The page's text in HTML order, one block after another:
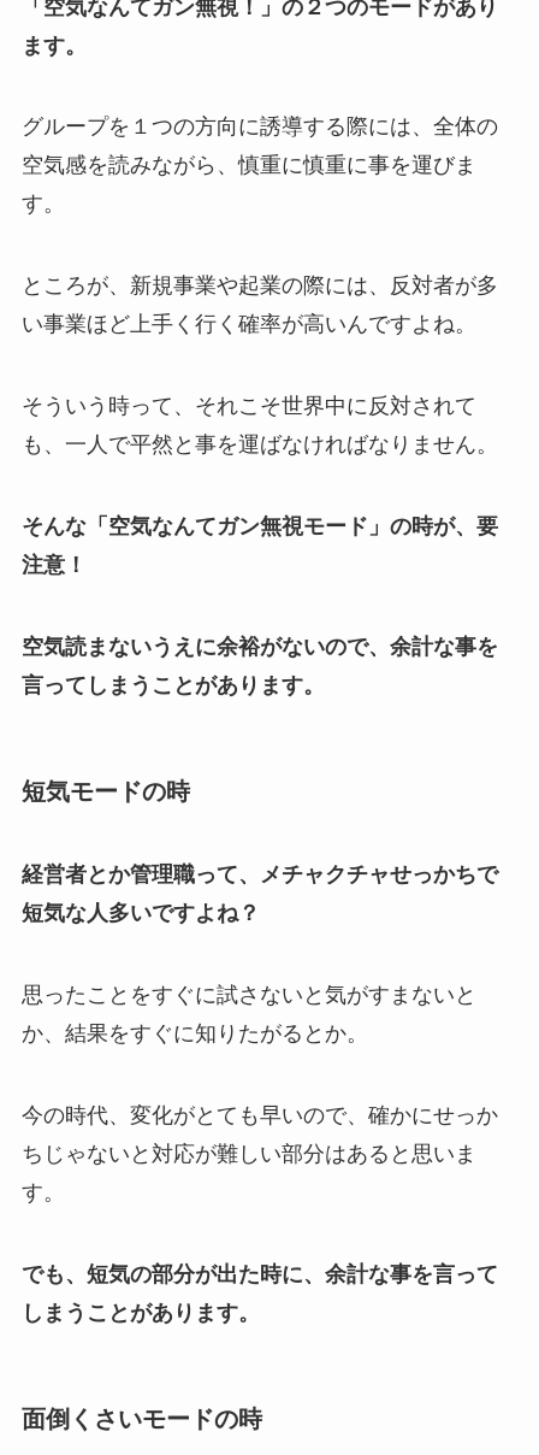
「空気なんてガン無視！」の２つのモードがあり
ます。
グループを１つの方向に誘導する際には、全体の
空気感を読みながら、慎重に慎重に事を運びま
す。
ところが、新規事業や起業の際には、反対者が多
い事業ほど上手く行く確率が高いんですよね。
そういう時って、それこそ世界中に反対されて
も、一人で平然と事を運ばなければなりません。
そんな「空気なんてガン無視モード」の時が、要
注意！
空気読まないうえに余裕がないので、余計な事を
言ってしまうことがあります。
短気モードの時
経営者とか管理職って、メチャクチャせっかちで
短気な人多いですよね？
思ったことをすぐに試さないと気がすまないと
か、結果をすぐに知りたがるとか。
今の時代、変化がとても早いので、確かにせっか
ちじゃないと対応が難しい部分はあると思いま
す。
でも、短気の部分が出た時に、余計な事を言って
しまうことがあります。
面倒くさいモードの時